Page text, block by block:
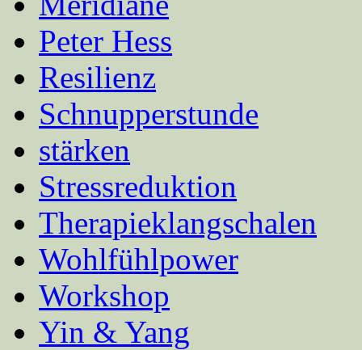
Peter Hess
Resilienz
Schnupperstunde
stärken
Stressreduktion
Therapieklangschalen
Wohlfühlpower
Workshop
Yin & Yang